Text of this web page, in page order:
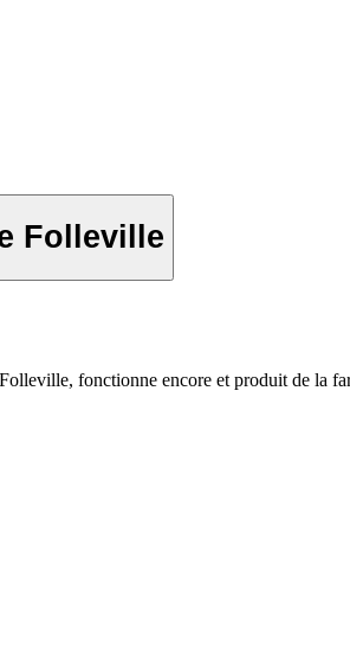
Folleville
fonctionne encore et produit de la